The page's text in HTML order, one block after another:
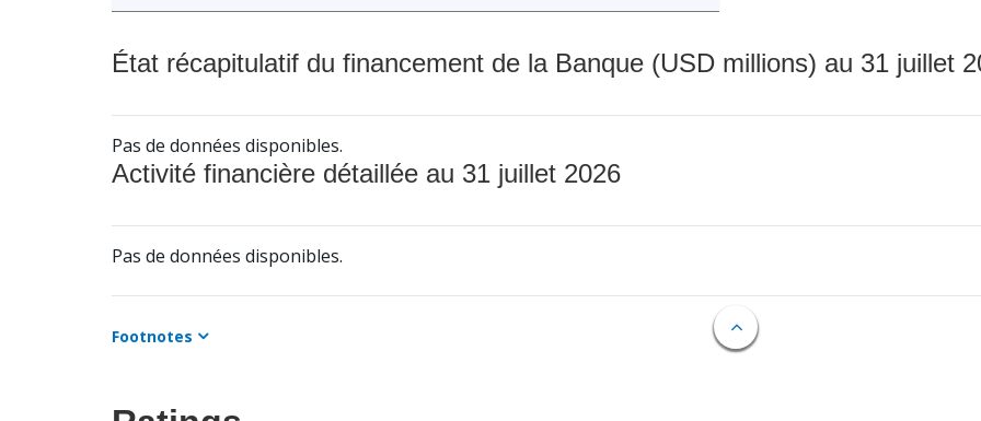
État récapitulatif du financement de la Banque (USD millions) au 31 juillet
Pas de données disponibles.
Activité financière détaillée au 31 juillet 2026
Pas de données disponibles.
Footnotes